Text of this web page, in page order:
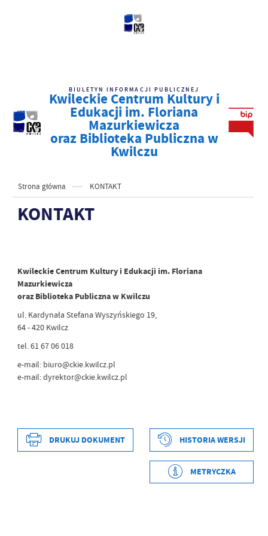
BIULETYN INFORMACJI PUBLICZNEJ
Kwileckie Centrum Kultury i
Edukacji im. Floriana
Mazurkiewicza
oraz Biblioteka Publiczna w
Kwilczu
Strona główna KONTAKT
KONTAKT
Kwileckie Centrum Kultury i Edukacji im. Floriana
Mazurkiewicza
oraz Biblioteka Publiczna w Kwilczu
ul. Kardynała Stefana Wyszyńskiego 19,
64 - 420 Kwilcz
tel. 61 67 06 018
e-mail: biuro@ckie.kwilcz.pl
e-mail: dyrektor@ckie.kwilcz.pl
Data wytworzenia 2021-03-05 10:53:15
Magdalena Jabłońska
2021-03-05 10:53:15
DRUKUJ DOKUMENT HISTORIA WERSJI
METRYCZKA